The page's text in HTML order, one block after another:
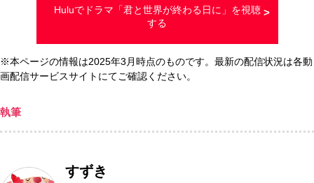
Huluでドラマ「君と世界が終わる日に」を視聴
する
※本ページの情報は2025年3月時点のものです。最新の配信状況は各動
画配信サービスサイトにてご確認ください。
執筆
すずき